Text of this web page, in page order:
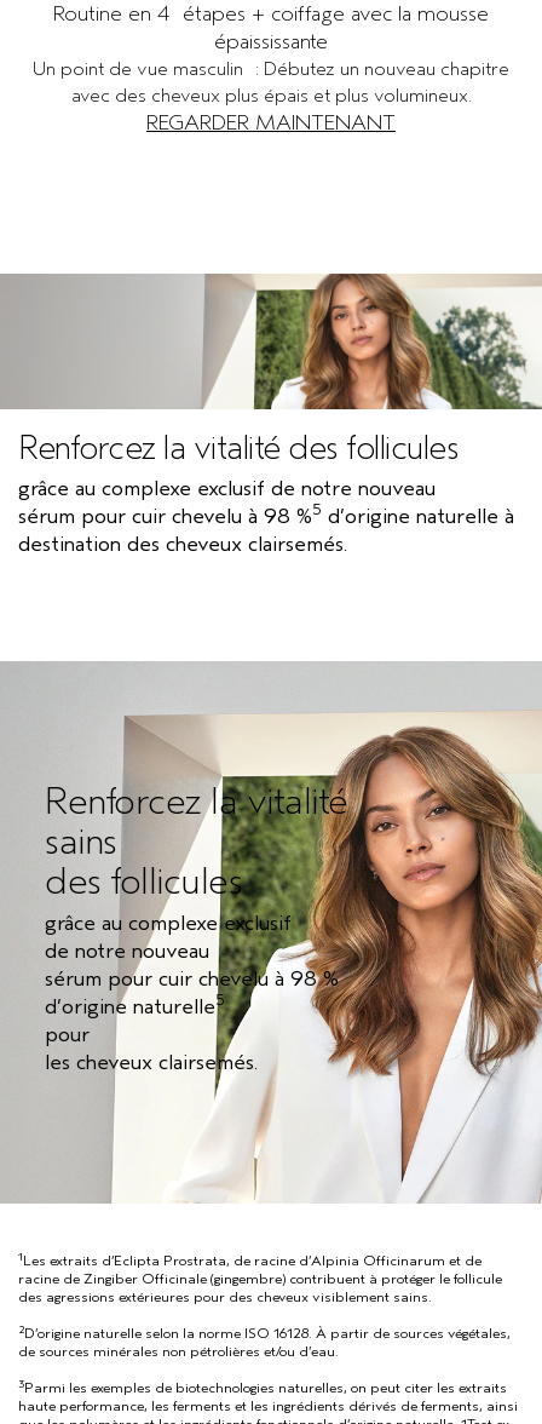
Routine en 4 étapes + coiffage avec la mousse
épaississante
Un point de vue masculin : Débutez un nouveau chapitre
avec des cheveux plus épais et plus volumineux.
REGARDER MAINTENANT
Renforcez la vitalité des follicules
grâce au complexe exclusif de notre nouveau
sérum pour cuir chevelu à 98 %5 d’origine naturelle à
destination des cheveux clairsemés.
Renforcez la vitalité
sains
des follicules
grâce au complexe exclusif
de notre nouveau
sérum pour cuir chevelu à 98 %
d’origine naturelle5
pour
les cheveux clairsemés.
1 Les extraits d’Eclipta Prostrata, de racine d’Alpinia Officinarum et de
racine de Zingiber Officinale (gingembre) contribuent à protéger le follicule
des agressions extérieures pour des cheveux visiblement sains.
2D’origine naturelle selon la norme ISO 16128. À partir de sources végétales,
de sources minérales non pétrolières et/ou d’eau.
3Parmi les exemples de biotechnologies naturelles, on peut citer les extraits
haute performance, les ferments et les ingrédients dérivés de ferments, ainsi